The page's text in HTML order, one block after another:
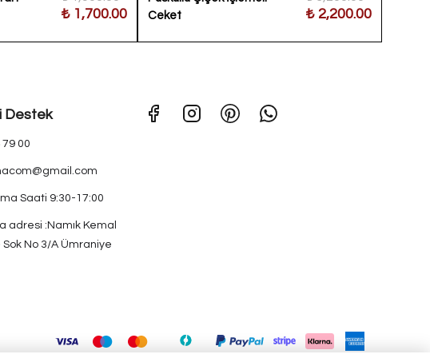
₺ 1,700.00
Ceket
₺ 2,200.00
Destek
79 00
Saati 9:30-17:00
adresi :Namık Kemal
Sok No 3/A Ümraniye